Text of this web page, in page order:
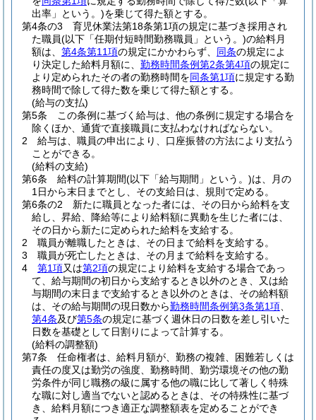
出率」という。)を乗じて得た額とする。
第4条の3
育児休業法第18条第1項の規定に基づき採用され
た職員(以下「任期付短時間勤務職員」という。)の給料月
額は、 第4条第11項の規定にかかわらず、 同条の規定によ
り決定した給料月額に、 勤務時間条例第2条第4項の規定に
より定められたその者の勤務時間を同条第1項に規定する勤
務時間で除して得た数を乗じて得た額とする。
(給与の支払)
第5条
この条例に基づく給与は、他の条例に規定する場合を
除くほか、通貨で直接職員に支払わなければならない。
2
給与は、職員の申出により、口座振替の方法により支払う
ことができる。
(給料の支給)
第6条
給料の計算期間(以下「給与期間」という。)は、月の
1日から末日までとし、その支給日は、規則で定める。
第6条の2
新たに職員となった者には、その日から給料を支
給し、昇給、降給等により給料額に異動を生じた者には、
その日から新たに定められた給料を支給する。
2
職員が離職したときは、その日まで給料を支給する。
3
職員が死亡したときは、その月まで給料を支給する。
4
第1項又は第2項の規定により給料を支給する場合であっ
て、給与期間の初日から支給するとき以外のとき、又は給
与期間の末日まで支給するとき以外のときは、その給料額
は、その給与期間の現日数から勤務時間条例第3条第1項
第4条及び第5条の規定に基づく週休日の日数を差し引いた
日数を基礎として日割りによって計算する。
(給料の調整額)
第7条
任命権者は、給料月額が、勤務の複雑、困難若しくは
責任の度又は勤労の強度、勤務時間、勤労環境その他の勤
労条件が同じ職務の級に属する他の職に比して著しく特殊
な職に対し適当でないと認めるときは、その特殊性に基づ
き、給料月額につき適正な調整額表を定めることができ